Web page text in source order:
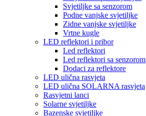
Svjetiljke sa senzorom
Podne vanjske svjetiljke
Zidne vanjske svjetiljke
Vrtne kugle
LED reflektori i pribor
Led reflektori
Led reflektori sa senzorom
Dodaci za reflektore
LED ulična rasvjeta
LED ulična SOLARNA rasvjeta
Rasvjetni lanci
Solarne svjetiljke
Bazenske svjetiljke